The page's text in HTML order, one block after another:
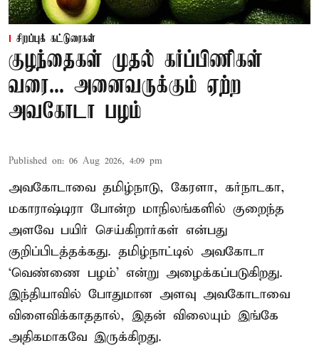
சிறப்புக் கட்டுரைகள்
குழந்தைகள் முதல் கர்ப்பிணிகள்
வரை... அனைவருக்கும் ஏற்ற
அவகோடா பழம்
Published on: 06 Aug 2026, 4:09 pm
அவகோடாவை தமிழ்நாடு, கேரளா, கர்நாடகா,
மகாராஷ்டிரா போன்ற மாநிலங்களில் குறைந்த
அளவே பயிர் செய்கிறார்கள் என்பது
குறிப்பிடத்தக்கது. தமிழ்நாட்டில் அவகோடா
‘வெண்ணை பழம்’ என்று அழைக்கப்படுகிறது.
இந்தியாவில் போதுமான அளவு அவகோடாவை
விளைவிக்காததால், இதன் விலையும் இங்கே
அதிகமாகவே இருக்கிறது.